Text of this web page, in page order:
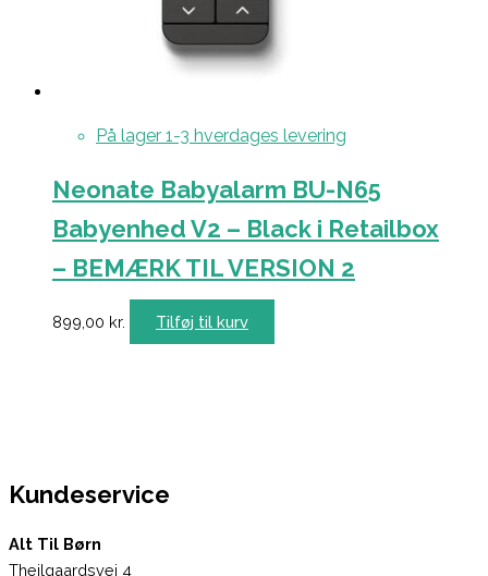
På lager 1-3 hverdages levering
Neonate Babyalarm BU-N65
Babyenhed V2 – Black i Retailbox
– BEMÆRK TIL VERSION 2
899,00 kr. Tilføj til kurv
Kundeservice
Alt Til Børn
Theilgaardsvej 4